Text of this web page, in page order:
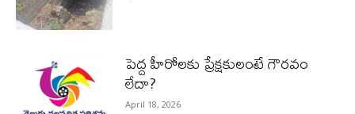
పెద్ద హీరోల‌కు ప్రేక్ష‌కులంటే గౌర‌వం
లేదా?
April 18, 2026